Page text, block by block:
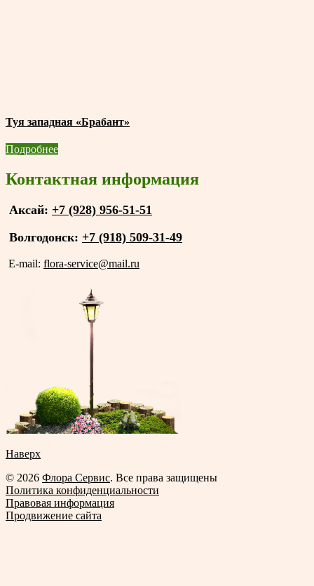
Туя западная «Брабант»
Подробнее
Контактная информация
Аксай: +7 (928) 956-51-51
Волгодонск: +7 (918) 509-31-49
E-mail: flora-service@mail.ru
Наверх
© 2026 Флора Сервис. Все права защищены
Политика конфиденциальности
Правовая информация
Продвижение сайта